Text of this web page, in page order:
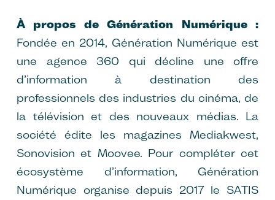
À propos de Génération Numérique :
Fondée en 2014, Génération Numérique est
une agence 360 qui décline une offre
d’information à destination des
professionnels des industries du cinéma, de
la télévision et des nouveaux médias. La
société édite les magazines Mediakwest,
Sonovision et Moovee. Pour compléter cet
écosystème d’information, Génération
Numérique organise depuis 2017 le SATIS